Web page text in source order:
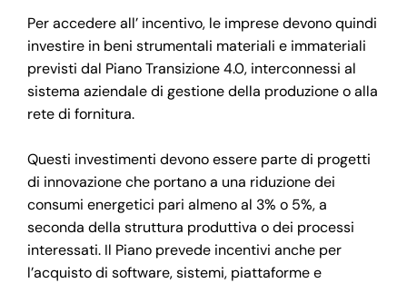
Per accedere all’ incentivo, le imprese devono quindi
investire in beni strumentali materiali e immateriali
previsti dal Piano Transizione 4.0, interconnessi al
sistema aziendale di gestione della produzione o alla
rete di fornitura.
Questi investimenti devono essere parte di progetti
di innovazione che portano a una riduzione dei
consumi energetici pari almeno al 3% o 5%, a
seconda della struttura produttiva o dei processi
interessati. Il Piano prevede incentivi anche per
l’acquisto di software, sistemi, piattaforme e